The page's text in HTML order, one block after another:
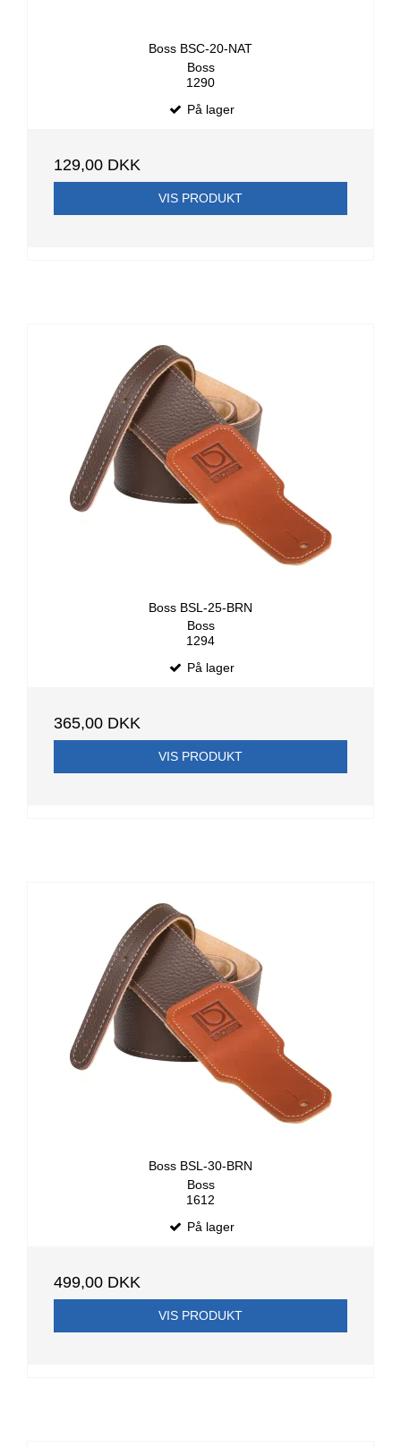
Boss BSC-20-NAT
Boss
1290
På lager
129,00 DKK
VIS PRODUKT
Boss BSL-25-BRN
Boss
1294
På lager
365,00 DKK
VIS PRODUKT
Boss BSL-30-BRN
Boss
1612
På lager
499,00 DKK
VIS PRODUKT